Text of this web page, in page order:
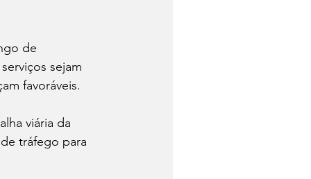
de
sejam
favoráveis.
viária da
tráfego para